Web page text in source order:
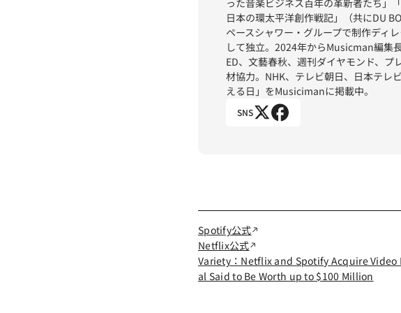
日本の環太平洋創作戦記」（共にDU
ペースシャワー・グループで制作ディ
して独立。2024年からMusicman編集
ED、文藝春秋、週刊ダイヤモンド、
材協力。NHK、テレビ朝日、日本テレ
える日」をMusicimanに掲載中。
SNS
Spotify公式
Netflix公式
Variety：Netflix and Spotify Acquire Video
al Said to Be Worth up to $100 Million